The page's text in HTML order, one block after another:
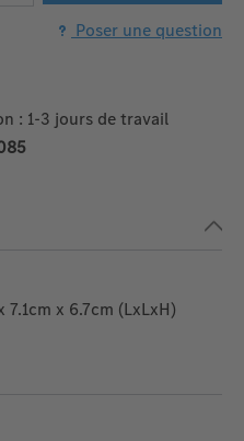
Poser une question
: 1-3 jours de travail
7.1cm x 6.7cm (LxLxH)